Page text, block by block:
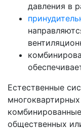
давления в
Естественные
общественных